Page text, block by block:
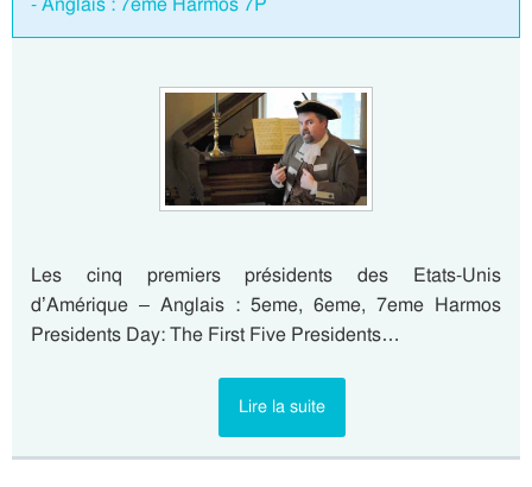
Les cinq premiers présidents des Etats-Unis
d’Amérique – Anglais : 5eme, 6eme, 7eme Harmos
Presidents Day: The First Five Presidents…
Lire la suite